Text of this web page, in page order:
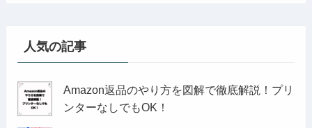
人気の記事
Amazon返品のやり方を図解で徹底解説！プリ
ンターなしでもOK！